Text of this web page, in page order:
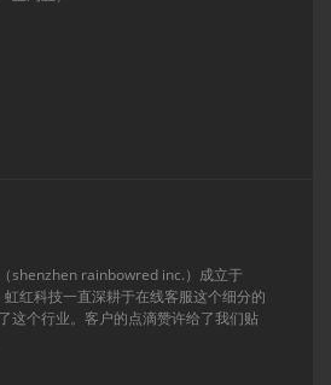
shenzhen rainbowred inc.）成立于
红科技一直深耕于在线客服这个细分的
这个行业。客户的点滴赞许给了我们贴